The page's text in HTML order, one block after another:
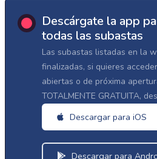
Descárgate la app
todas las subastas
Las subastas listadas en la
finalizadas, si quieres
abiertas o de próxima
TOTALMENTE GRATUITA,
Descargar para iOS
Descargar para